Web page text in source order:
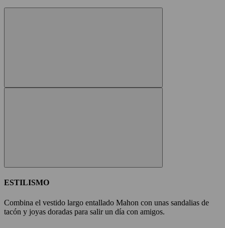
ESTILISMO
Combina el vestido largo entallado Mahon con unas sandalias de
tacón y joyas doradas para salir un día con amigos.